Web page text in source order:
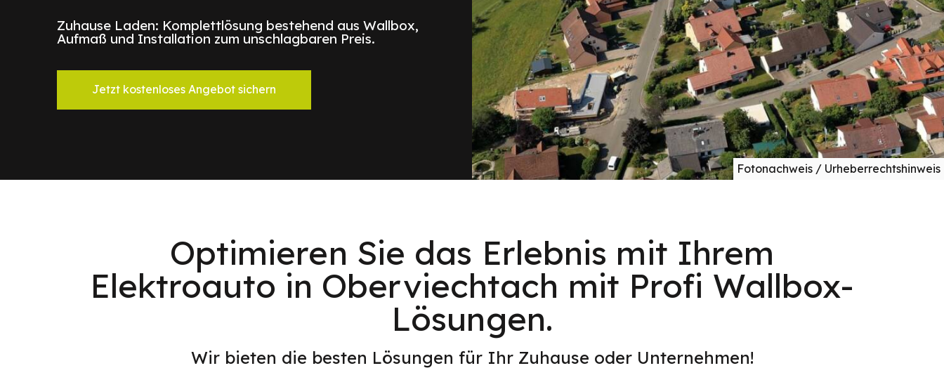
Zuhause Laden: Komplettlösung bestehend aus Wallbox,
Aufmaß und Installation zum unschlagbaren Preis.
Jetzt kostenloses Angebot sichern
Fotonachweis / Urheberrechtshinweis
Optimieren Sie das Erlebnis mit Ihrem
Elektroauto in Oberviechtach mit Profi Wallbox-
Lösungen.
Wir bieten die besten Lösungen für Ihr Zuhause oder Unternehmen!